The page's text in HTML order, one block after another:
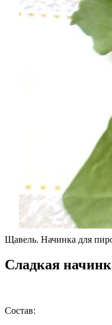
Щавель. Начинка для
Сладкая
Состав: